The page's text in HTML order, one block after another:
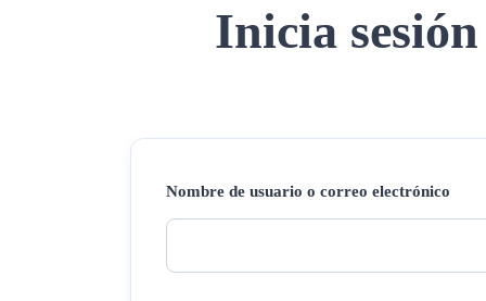
Inicia sesión
Nombre de usuario o correo electrónico